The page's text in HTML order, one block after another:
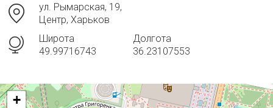
ул. Рымарская, 19,
Центр, Харьков
Широта
49.99716743
Долгота
36.23107553
+